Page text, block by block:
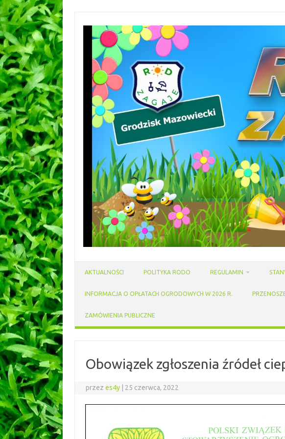
AKTUALNOŚCI POLITYKA RODO REGULAMIN
INFORMACJA O OPŁATACH OGRODOWYCH W 2026 R.
ZAMÓWIENIA PUBLICZNE
Obowiązek zgłoszenia źródeł
przezes4y 25 czerwca, 2022